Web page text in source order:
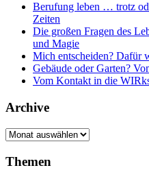
Berufung leben … trotz
Zeiten
Die großen Fragen des
und Magie
Mich entscheiden? Dafür
Gebäude oder Garten?
Vom Kontakt in die
Archive
Archive
Themen